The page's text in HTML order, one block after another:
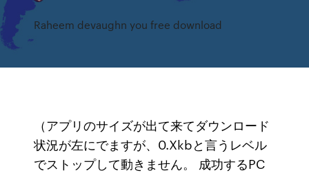
Raheem devaughn you free download
（アプリのサイズが出て来てダウンロード
状況が左にでますが、0.Xkbと言うレベル
でストップして動きません。 成功するPC